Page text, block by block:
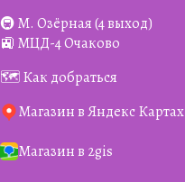
🚇 М. Озёрная (4 выход)
🚉 МЦД-4 Очаково
🗺️ Как добраться
Магазин в Яндекс Картах
Магазин в 2gis